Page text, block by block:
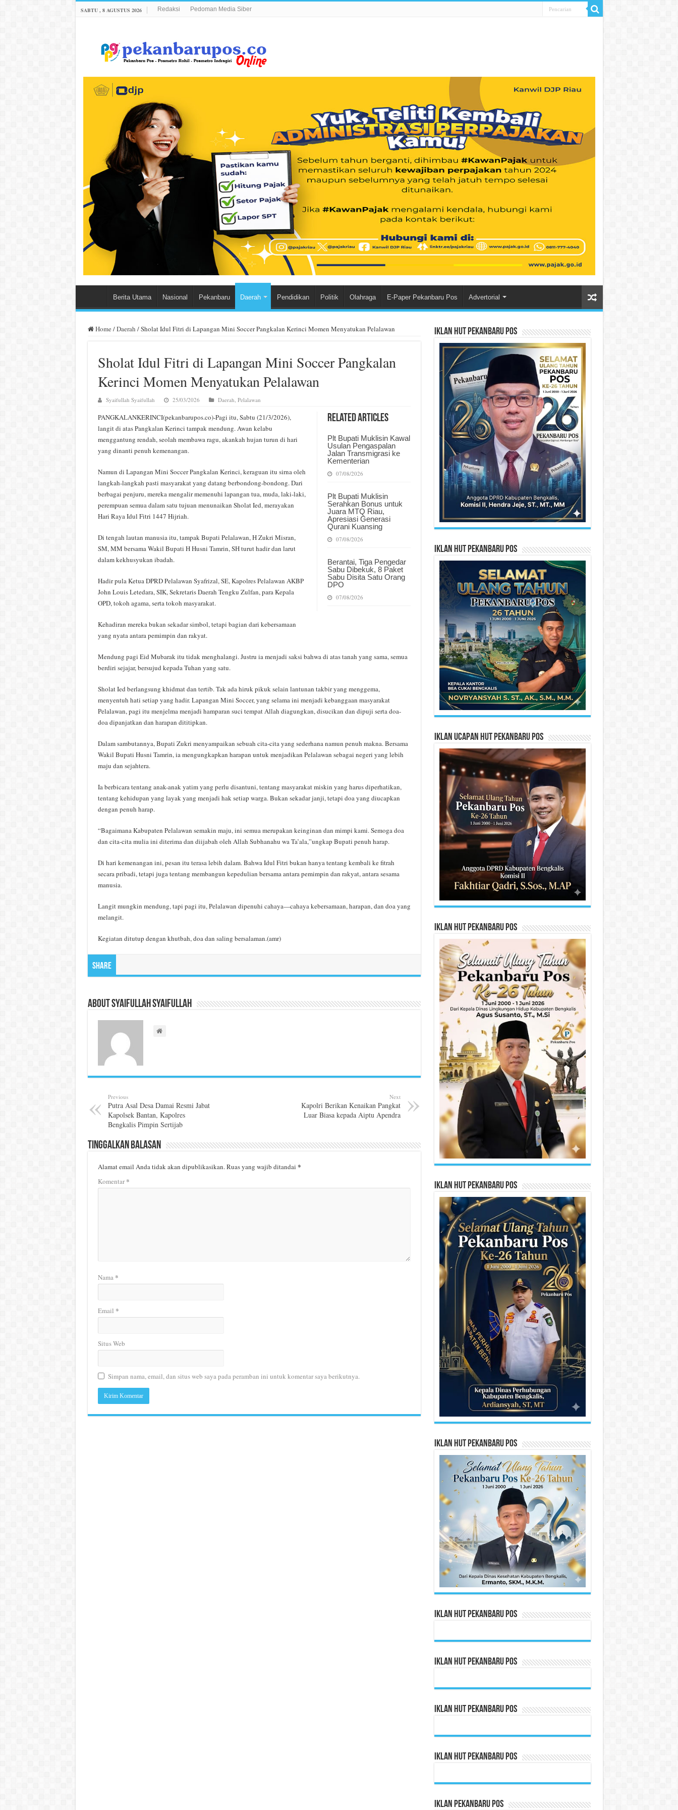
SABTU , 8 AGUSTUS 2026 Redaksi Pedoman Media Siber
Berita Utama Nasional Pekanbaru Daerah Pendidikan Politik Olahraga E-Paper Pekanbaru Pos Advertorial
Home /Daerah /Sholat Idul Fitri di Lapangan Mini Soccer Pangkalan Kerinci Momen Menyatukan Pelalawan
Sholat Idul Fitri di Lapangan Mini Soccer Pangkalan
Kerinci Momen Menyatukan Pelalawan
Syaifullah Syaifullah 25/03/2026 Daerah, Pelalawan
Related Articles
Plt Bupati Muklisin Kawal
Usulan Pengaspalan
Jalan Transmigrasi ke
Kementerian
07/08/2026
Plt Bupati Muklisin
Serahkan Bonus untuk
Juara MTQ Riau,
Apresiasi Generasi
Qurani Kuansing
07/08/2026
Berantai, Tiga Pengedar
Sabu Dibekuk, 8 Paket
Sabu Disita Satu Orang
DPO
07/08/2026
PANGKALANKERINCI(pekanbarupos.co)-Pagi itu, Sabtu (21/3/2026),
langit di atas Pangkalan Kerinci tampak mendung. Awan kelabu
menggantung rendah, seolah membawa ragu, akankah hujan turun di hari
yang dinanti penuh kemenangan.
Namun di Lapangan Mini Soccer Pangkalan Kerinci, keraguan itu sirna oleh
langkah-langkah pasti masyarakat yang datang berbondong-bondong. Dari
berbagai penjuru, mereka mengalir memenuhi lapangan tua, muda, laki-laki,
perempuan semua dalam satu tujuan menunaikan Sholat Ied, merayakan
Hari Raya Idul Fitri 1447 Hijriah.
Di tengah lautan manusia itu, tampak Bupati Pelalawan, H Zukri Misran,
SM, MM bersama Wakil Bupati H Husni Tamrin, SH turut hadir dan larut
dalam kekhusyukan ibadah.
Hadir pula Ketua DPRD Pelalawan Syafrizal, SE, Kapolres Pelalawan AKBP
John Louis Letedara, SIK, Sekretaris Daerah Tengku Zulfan, para Kepala
OPD, tokoh agama, serta tokoh masyarakat.
Kehadiran mereka bukan sekadar simbol, tetapi bagian dari kebersamaan
yang nyata antara pemimpin dan rakyat.
Mendung pagi Eid Mubarak itu tidak menghalangi. Justru ia menjadi saksi bahwa di atas tanah yang sama, semua
berdiri sejajar, bersujud kepada Tuhan yang satu.
Sholat Ied berlangsung khidmat dan tertib. Tak ada hiruk pikuk selain lantunan takbir yang menggema,
menyentuh hati setiap yang hadir. Lapangan Mini Soccer, yang selama ini menjadi kebanggaan masyarakat
Pelalawan, pagi itu menjelma menjadi hamparan suci tempat Allah diagungkan, disucikan dan dipuji serta doa-
doa dipanjatkan dan harapan dititipkan.
Dalam sambutannya, Bupati Zukri menyampaikan sebuah cita-cita yang sederhana namun penuh makna. Bersama
Wakil Bupati Husni Tamrin, ia mengungkapkan harapan untuk menjadikan Pelalawan sebagai negeri yang lebih
maju dan sejahtera.
Ia berbicara tentang anak-anak yatim yang perlu disantuni, tentang masyarakat miskin yang harus diperhatikan,
tentang kehidupan yang layak yang menjadi hak setiap warga. Bukan sekadar janji, tetapi doa yang diucapkan
dengan penuh harap.
“Bagaimana Kabupaten Pelalawan semakin maju, ini semua merupakan keinginan dan mimpi kami. Semoga doa
dan cita-cita mulia ini diterima dan diijabah oleh Allah Subhanahu wa Ta’ala,”ungkap Bupati penuh harap.
Di hari kemenangan ini, pesan itu terasa lebih dalam. Bahwa Idul Fitri bukan hanya tentang kembali ke fitrah
secara pribadi, tetapi juga tentang membangun kepedulian bersama antara pemimpin dan rakyat, antara sesama
manusia.
Langit mungkin mendung, tapi pagi itu, Pelalawan dipenuhi cahaya—cahaya kebersamaan, harapan, dan doa yang
melangit.
Kegiatan ditutup dengan khutbah, doa dan saling bersalaman.(amr)
Share
About Syaifullah Syaifullah
Previous
Putra Asal Desa Damai Resmi Jabat
Kapolsek Bantan, Kapolres
Bengkalis Pimpin Sertijab
Next
Kapolri Berikan Kenaikan Pangkat
Luar Biasa kepada Aiptu Apendra
Tinggalkan Balasan
Alamat email Anda tidak akan dipublikasikan.Ruas yang wajib ditandai *
Komentar*
Nama *
Email *
Situs Web
Simpan nama, email, dan situs web saya pada peramban ini untuk komentar saya berikutnya.
Iklan HUT Pekanbaru Pos
Iklan HUT Pekanbaru Pos
Iklan Ucapan HUT Pekanbaru Pos
Iklan HUT Pekanbaru Pos
Iklan HUT Pekanbaru Pos
Iklan HUT Pekanbaru Pos
Iklan HUT Pekanbaru Pos
Iklan HUT Pekanbaru Pos
Iklan HUT Pekanbaru Pos
Iklan HUT Pekanbaru Pos
Iklan Pekanbaru Pos